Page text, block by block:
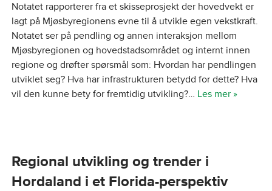
Notatet rapporterer fra et skisseprosjekt der hovedvekt er
lagt på Mjøsbyregionens evne til å utvikle egen vekstkraft.
Notatet ser på pendling og annen interaksjon mellom
Mjøsbyregionen og hovedstadsområdet og internt innen
regione og drøfter spørsmål som: Hvordan har pendlingen
utviklet seg? Hva har infrastrukturen betydd for dette? Hva
vil den kunne bety for fremtidig utvikling?… Les mer »
Regional utvikling og trender i
Hordaland i et Florida-perspektiv